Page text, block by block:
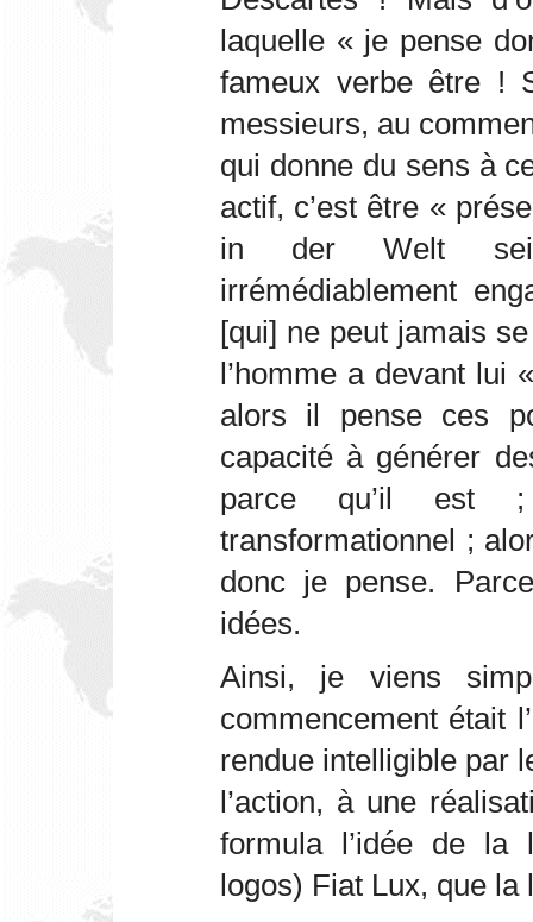
laquelle « je pense
fameux verbe être !
messieurs, au
qui donne du sens à
actif, c’est être «
in der Welt sein,
irrémédiablement
[qui] ne peut jamais
l’homme a devant lui
alors il pense ces
capacité à générer
parce qu’il est
transformationnel ;
donc je pense.
idées.
Ainsi, je viens
commencement était
rendue intelligible par
l’action, à une
formula l’idée de la
logos) Fiat Lux, que